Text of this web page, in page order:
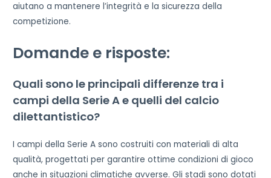
aiutano a mantenere l’integrità e la sicurezza della
competizione.
Domande e risposte:
Quali sono le principali differenze tra i
campi della Serie A e quelli del calcio
dilettantistico?
I campi della Serie A sono costruiti con materiali di alta
qualità, progettati per garantire ottime condizioni di gioco
anche in situazioni climatiche avverse. Gli stadi sono dotati